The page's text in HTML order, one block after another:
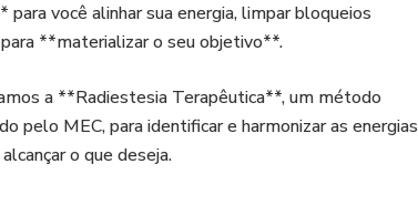
você alinhar sua energia, limpar bloqueios
**materializar o seu objetivo**.
a **Radiestesia Terapêutica**, um método
pelo MEC, para identificar e harmonizar as energias
o que deseja.